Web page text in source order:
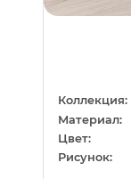
Коллекция:
Материал:
Цвет:
Рисунок: